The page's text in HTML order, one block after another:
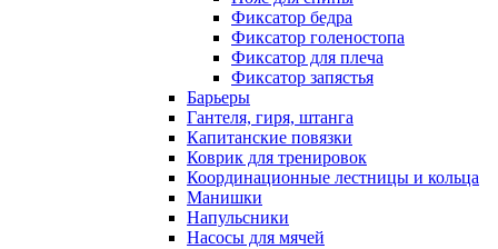
Фиксатор бедра
Фиксатор голеностопа
Фиксатор для плеча
Фиксатор запястья
Барьеры
Гантеля, гиря, штанга
Капитанские повязки
Коврик для тренировок
Координационные лестницы и кольца
Манишки
Напульсники
Насосы для мячей